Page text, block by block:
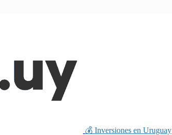
💰 Inversiones en Uruguay